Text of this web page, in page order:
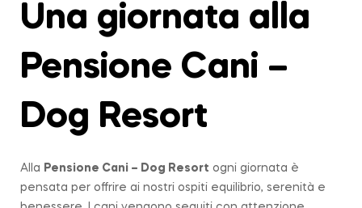
Una giornata alla
Pensione Cani –
Dog Resort
Alla Pensione Cani – Dog Resort ogni giornata è
pensata per offrire ai nostri ospiti equilibrio, serenità e